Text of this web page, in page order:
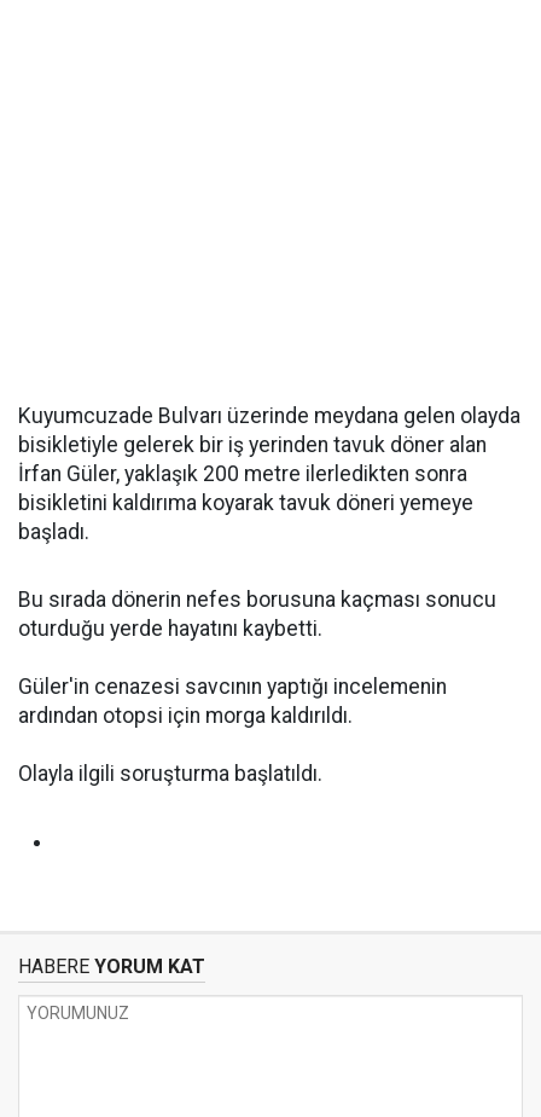
Kuyumcuzade Bulvarı üzerinde meydana gelen olayda
bisikletiyle gelerek bir iş yerinden tavuk döner alan
İrfan Güler, yaklaşık 200 metre ilerledikten sonra
bisikletini kaldırıma koyarak tavuk döneri yemeye
başladı.
Bu sırada dönerin nefes borusuna kaçması sonucu
oturduğu yerde hayatını kaybetti.
Güler'in cenazesi savcının yaptığı incelemenin
ardından otopsi için morga kaldırıldı.
Olayla ilgili soruşturma başlatıldı.
HABERE YORUM KAT